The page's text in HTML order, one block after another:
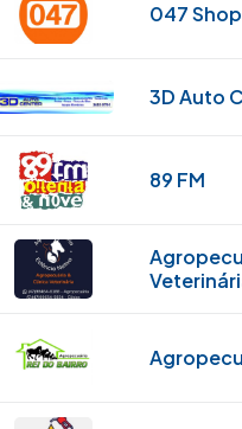
047 Shop
3D Auto
89 FM